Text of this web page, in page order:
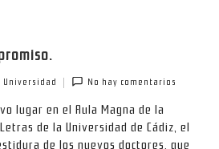
Universidad No hay comentarios
lugar en el Aula Magna de la
de la Universidad de Cádiz, el
de los nuevos doctores, que